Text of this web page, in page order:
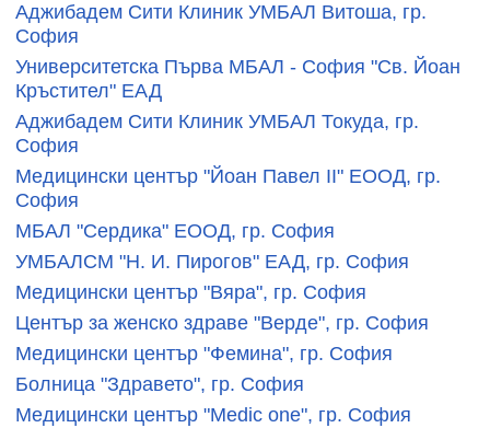
Аджибадем Сити Клиник УМБАЛ Витоша, гр.
София
Университетска Първа МБАЛ - София "Св. Йоан
Кръстител" ЕАД
Аджибадем Сити Клиник УМБАЛ Токуда, гр.
София
Медицински център "Йоан Павел II" ЕООД, гр.
София
МБАЛ "Сердика" ЕООД, гр. София
УМБАЛСМ "Н. И. Пирогов" ЕАД, гр. София
Медицински център "Вяра", гр. София
Център за женско здраве "Верде", гр. София
Медицински център "Фемина", гр. София
Болница "Здравето", гр. София
Медицински център "Medic one", гр. София